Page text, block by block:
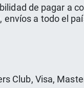
de pagar a
a todo el
Club, Visa,